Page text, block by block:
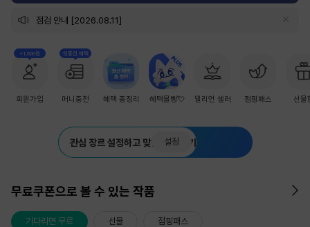
점검 안내 [2026.08.11]
+1,000원
회원가입
첫충전 혜택
머니충전 혜택 총정리 혜택몰빵💘 밀리언 셀러 점핑패스 선물
관심 장르 설정하고 맞춤 추천 받기
설정
무료쿠폰으로 볼 수 있는 작품
기다리면 무료 선물 점핑패스